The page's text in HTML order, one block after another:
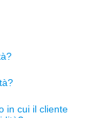
in cui il cliente